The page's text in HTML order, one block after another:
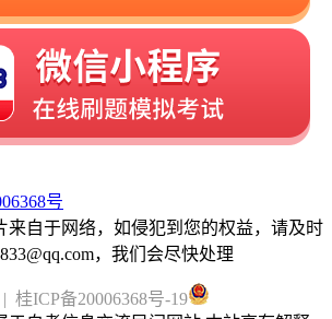
号
来自于网络，如侵犯到您的权益，请及时
，我们会尽快处理
| 桂ICP备20006368号-19